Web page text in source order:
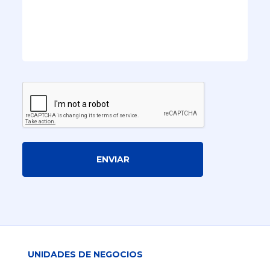
ENVIAR
UNIDADES DE NEGOCIOS